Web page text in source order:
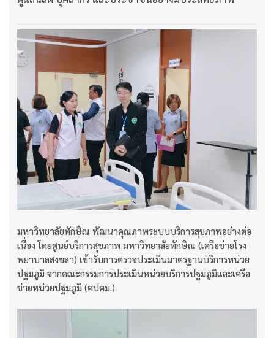
มหาวิทยาลัยทักษิณ พัฒนาคุณภาพระบบบริการสุขภาพอย่างต่อ
เนื่อง โดยศูนย์บริการสุขภาพ มหาวิทยาลัยทักษิณ (เครือข่ายโรง
พยาบาลสงขลา) เข้ารับการตรวจประเมินมาตรฐานบริการหน่วย
ปฐมภูมิ จากคณะกรรมการประเมินหน่วยบริการปฐมภูมิและเครือ
ข่ายหน่วยปฐมภูมิ (คปคม.)